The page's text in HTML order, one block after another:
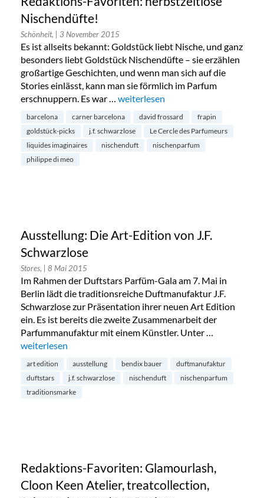
Nischendüfte!
Schönheit, | 3 November 2015
Es ist allseits bekannt: Goldstück liebt Nische, und ganz
besonders liebt Goldstück Nischendüfte – sie erzählen
großartige Geschichten, und wenn man sich auf die
Stories einlässt, kann man sie förmlich im Parfum
erschnuppern. Es war … „Redaktions-Favoriten:
weiterlesen
barcelona carner barcelona david frossard
frapin
goldstück-picks
j.f. schwarzlose
Le Cercle des Parfumeurs
liquides imaginaires
nischenduft
nischenparfum
philippe di meo
Ausstellung: Die Art-Edition von J.F.
Schwarzlose
Stores, | 8 Mai 2015
Im Rahmen der Duftstars Parfüm-Gala am 7. Mai in
Berlin lädt die traditionsreiche Duftmanufaktur J.F.
Schwarzlose zur Präsentation ihrer neuen Art Edition
ein. Es ist bereits die zweite Zusammenarbeit der
Parfummanufaktur mit einem Künstler. Unter …
„Ausstellung: Die Art-Edition von J.F. Schwarzlose“
weiterlesen
art edition ausstellung bendix bauer
duftmanufaktur
duftstars
j.f. schwarzlose nischenduft
nischenparfum
traditionsmarke
Redaktions-Favoriten: Glamourlash,
Cloon Keen Atelier, treatcollection,